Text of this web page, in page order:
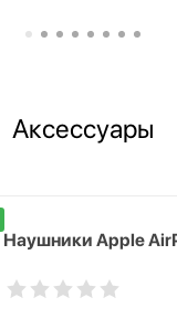
Аксессуары
Наушники Apple